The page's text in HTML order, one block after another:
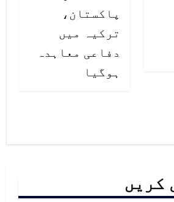
پاکستان،
ترکیہ میں
دفاعی معاہدہ
ہوگیا
کریں